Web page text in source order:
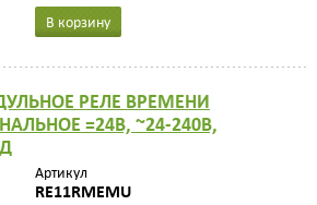
В корзину
РЕЛЕ ВРЕМЕНИ
=24В, ~24-240В,
Артикул
RE11RMEMU